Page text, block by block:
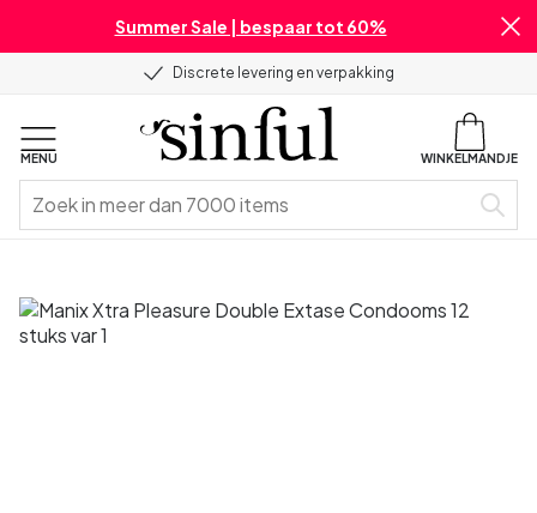
Summer Sale | bespaar tot 60%
Discrete levering en verpakking
MENU WINKELMANDJE